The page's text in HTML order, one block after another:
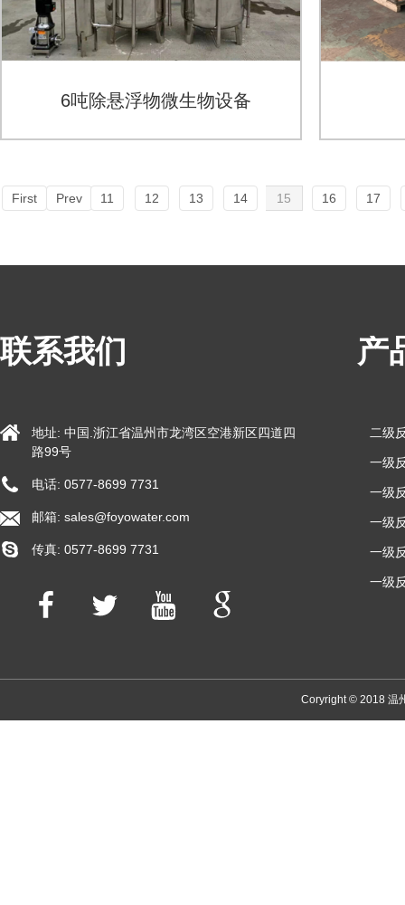
6吨除悬浮物微生物设备
First Prev 11 12 13 14 15 16 17
联系我们
地址: 中国.浙江省温州市龙湾区空港新区四道四
路99号
电话: 0577-8699 7731
邮箱: sales@foyowater.com
传真: 0577-8699 7731
产
二级
一级
一级
一级
一级
一级
Coryright © 2018 温